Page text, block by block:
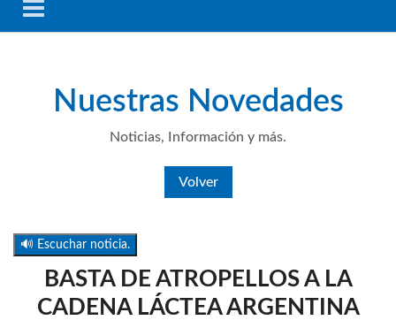
Nuestras Novedades
Noticias, Información y más.
Volver
🔊 Escuchar noticia.
BASTA DE ATROPELLOS A LA
CADENA LÁCTEA ARGENTINA